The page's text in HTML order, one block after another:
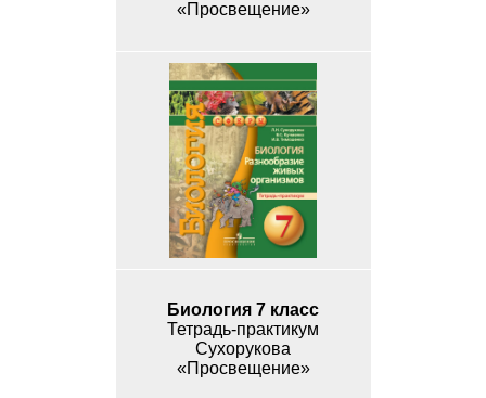
«Просвещение»
Биология 7 класс
Тетрадь-практикум
Сухорукова
«Просвещение»